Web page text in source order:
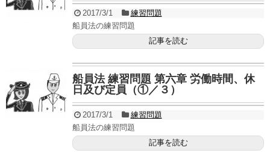
2017/3/1
練習問題
船員法の練習問題
記事を読む
船員法 練習問題 第六章 労働時間、休
日及び定員（①／３）
2017/3/1
練習問題
船員法の練習問題
記事を読む